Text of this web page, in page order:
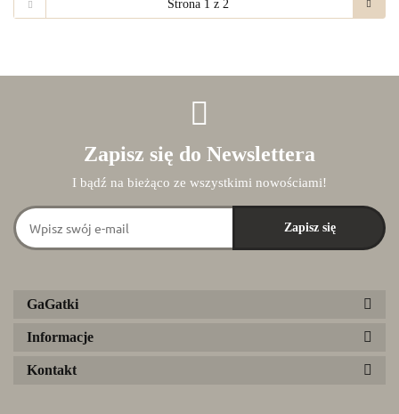
Zapisz się do Newslettera
I bądź na bieżąco ze wszystkimi nowościami!
GaGatki
Informacje
Kontakt